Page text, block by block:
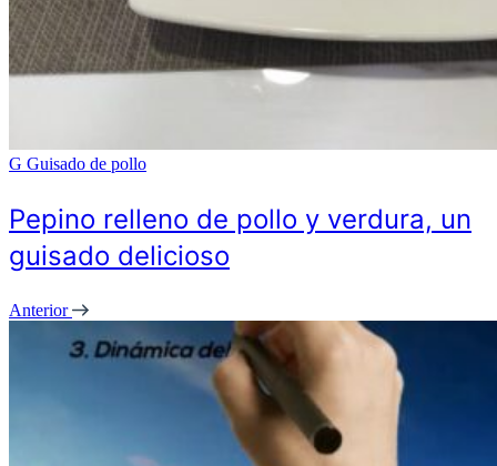
G Guisado de pollo
Pepino relleno de pollo y verdura, un
guisado delicioso
Anterior